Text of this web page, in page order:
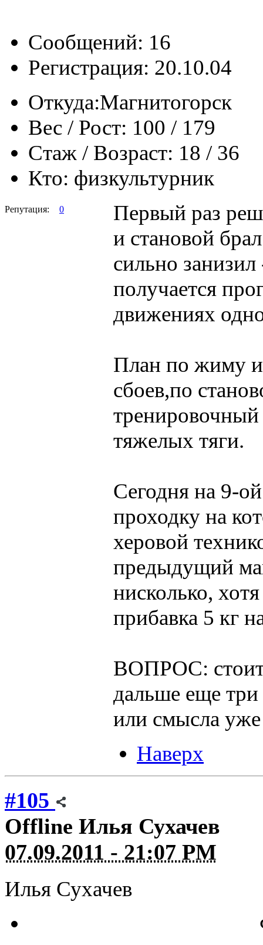
Сообщений: 16
Регистрация: 20.10.04
Откуда:Магнитогорск
Вес / Рост: 100 / 179
Стаж / Возраст: 18 / 36
Кто: физкультурник
Репутация: 0
Первый раз
и становой
сильно
получается
движениях
План по жиму и
сбоев,по
тренировочный
тяжелых тяги.
Сегодня на 9-
проходку на
херовой
предыдущий
нисколько,
прибавка 5 кг
ВОПРОС: стоит
дальше еще три
или смысла уже
Наверх
#105
Offline Илья Сухачев
07.09.2011 - 21:07 PM
Илья Сухачев